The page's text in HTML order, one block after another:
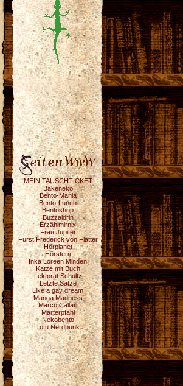
MEIN TAUSCHTICKET
Bakeneko
Bento-Mania
Bento-Lunch
Bentoshop
Buzzaldrin
Erzählmirnix
Frau Jupiter
Fürst Frederick von Flatter
Hörplanet
Hörstern
Inka Loreen Minden
Katze mit Buch
Lektorat Schultz
Letzte Sätze
Like a gay dream
Manga Madness
Marco Callari
Marterpfahl
Nekobento
Tofu Nerdpunk